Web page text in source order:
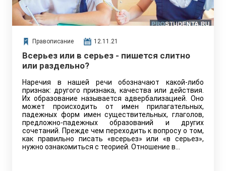
Правописание 12.11.21
Всерьез или в серьез - пишется слитно
или раздельно?
Наречия в нашей речи обозначают какой-либо
признак: другого признака, качества или действия.
Их образование называется адвербализацией. Оно
может происходить от имен прилагательных,
падежных форм имен существительных, глаголов,
предложно-падежных образований и других
сочетаний. Прежде чем переходить к вопросу о том,
как правильно писать «всерьез» или «в серьез»,
нужно ознакомиться с теорией. Отношение в…